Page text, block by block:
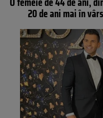
20 de ani mai în